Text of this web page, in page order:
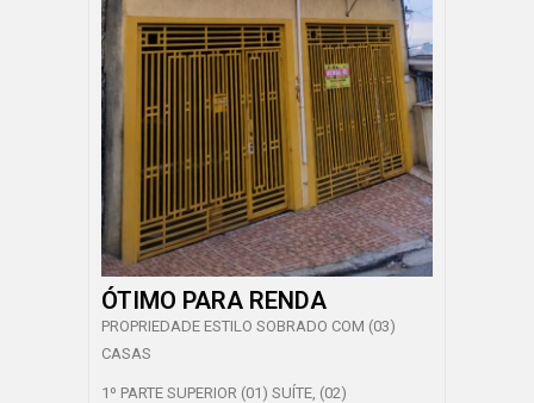
ÓTIMO PARA RENDA
PROPRIEDADE ESTILO SOBRADO COM (03)
CASAS
1º PARTE SUPERIOR (01) SUÍTE, (02)